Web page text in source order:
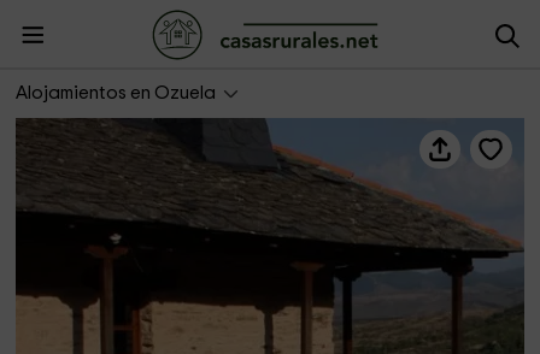
Alojamientos en Ozuela